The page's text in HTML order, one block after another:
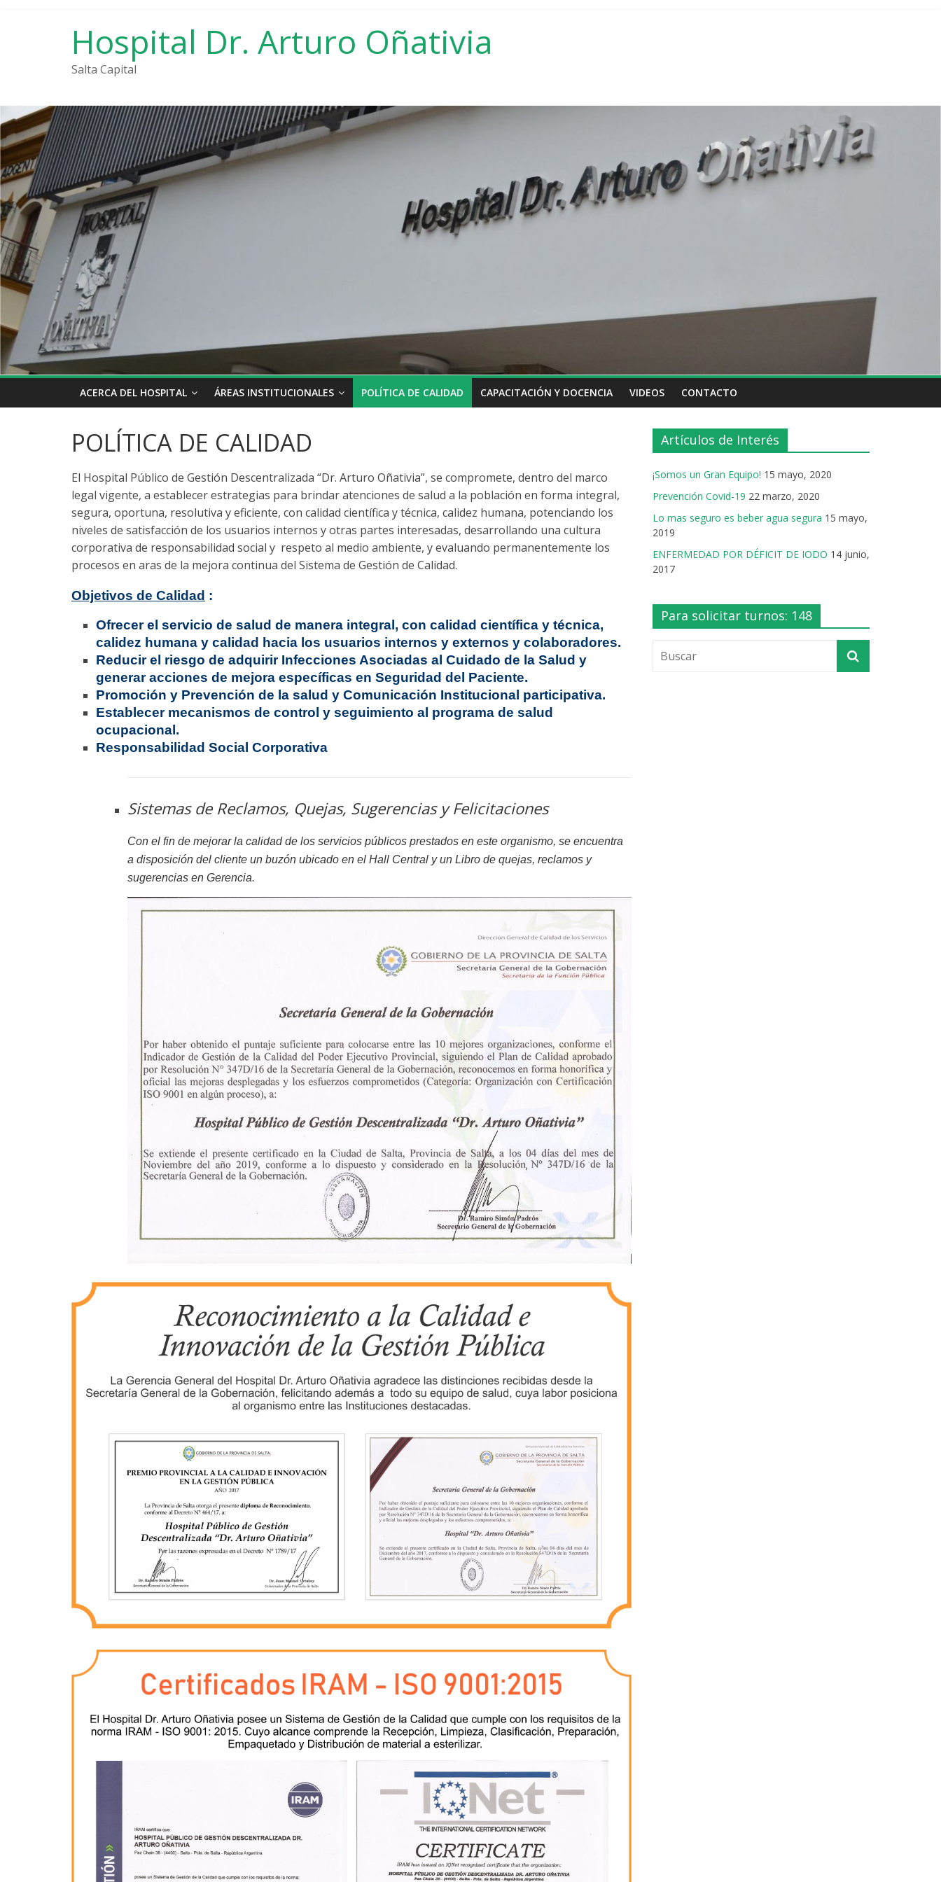
Hospital Dr. Arturo Oñativia
Salta Capital
ACERCA DEL HOSPITAL ÁREAS INSTITUCIONALES POLÍTICA DE CALIDAD CAPACITACIÓN Y DOCENCIA VIDEOS CONTACTO
POLÍTICA DE CALIDAD
El Hospital Público de Gestión Descentralizada “Dr. Arturo Oñativia”, se compromete, dentro del marco
legal vigente, a establecer estrategias para brindar atenciones de salud a la población en forma integral,
segura, oportuna, resolutiva y eficiente, con calidad científica y técnica, calidez humana, potenciando los
niveles de satisfacción de los usuarios internos y otras partes interesadas, desarrollando una cultura
corporativa de responsabilidad social y respeto al medio ambiente, y evaluando permanentemente los
procesos en aras de la mejora continua del Sistema de Gestión de Calidad.
Objetivos de Calidad :
Ofrecer el servicio de salud de manera integral, con calidad científica y técnica,
calidez humana y calidad hacia los usuarios internos y externos y colaboradores.
Reducir el riesgo de adquirir Infecciones Asociadas al Cuidado de la Salud y
generar acciones de mejora específicas en Seguridad del Paciente.
Promoción y Prevención de la salud y Comunicación Institucional participativa.
Establecer mecanismos de control y seguimiento al programa de salud
ocupacional.
Responsabilidad Social Corporativa
Sistemas de Reclamos, Quejas, Sugerencias y Felicitaciones
Con el fin de mejorar la calidad de los servicios públicos prestados en este organismo, se encuentra
a disposición del cliente un buzón ubicado en el Hall Central y un Libro de quejas, reclamos y
sugerencias en Gerencia.
Artículos de Interés
¡Somos un Gran Equipo! 15 mayo, 2020
Prevención Covid-19 22 marzo, 2020
Lo mas seguro es beber agua segura 15 mayo,
2019
ENFERMEDAD POR DÉFICIT DE IODO 14 junio,
2017
Para solicitar turnos: 148